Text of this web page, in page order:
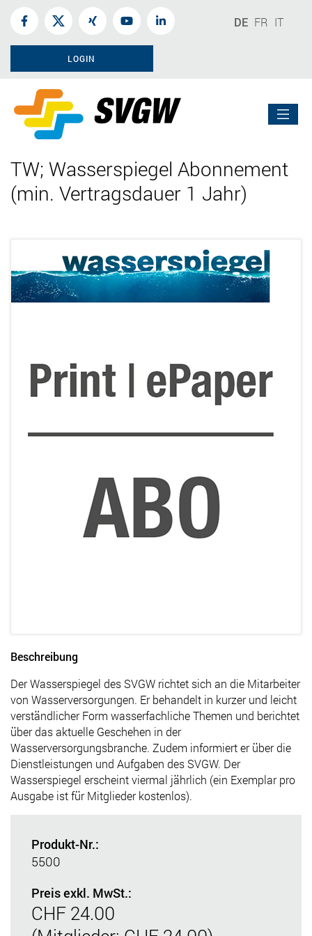
DE FR IT
LOGIN
TW; Wasserspiegel Abonnement
(min. Vertragsdauer 1 Jahr)
Beschreibung
Der Wasserspiegel des SVGW richtet sich an die Mitarbeiter
von Wasserversorgungen. Er behandelt in kurzer und leicht
verständlicher Form wasserfachliche Themen und berichtet
über das aktuelle Geschehen in der
Wasserversorgungsbranche. Zudem informiert er über die
Dienstleistungen und Aufgaben des SVGW. Der
Wasserspiegel erscheint viermal jährlich (ein Exemplar pro
Ausgabe ist für Mitglieder kostenlos).
Produkt-Nr.:
5500
Preis exkl. MwSt.:
CHF 24.00